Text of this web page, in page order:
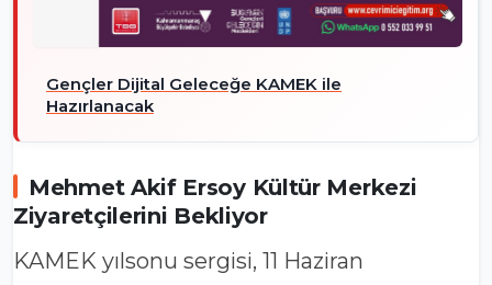
Gençler Dijital Geleceğe KAMEK ile
Hazırlanacak
Mehmet Akif Ersoy Kültür Merkezi
Ziyaretçilerini Bekliyor
KAMEK yılsonu sergisi, 11 Haziran